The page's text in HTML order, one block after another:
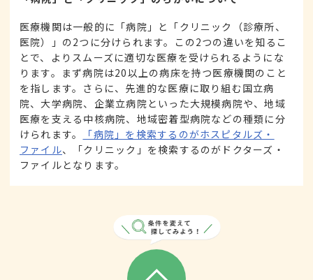
医療機関は一般的に「病院」と「クリニック（診療所、
医院）」の2つに分けられます。この2つの違いを知るこ
とで、よりスムーズに適切な医療を受けられるようにな
ります。まず病院は20以上の病床を持つ医療機関のこと
を指します。さらに、先進的な医療に取り組む国立病
院、大学病院、企業立病院といった大規模病院や、地域
医療を支える中核病院、地域密着型病院などの種類に分
けられます。
「病院」を検索するのがホスピタルズ・
ファイル、「クリニック」を検索するのがドクターズ・
ファイルとなります。